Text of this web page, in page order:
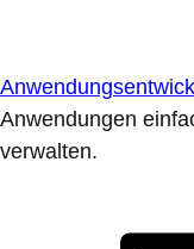
Anwendungen
verwalten.